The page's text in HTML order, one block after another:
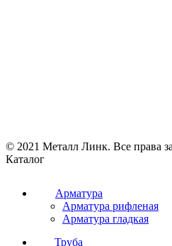
© 2021 Металл Линк. Все права
Каталог
Арматура
Арматура рифленая
Арматура гладкая
Труба